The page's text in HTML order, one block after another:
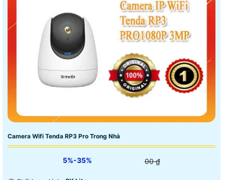
Camera Wifi Tenda RP3 Pro Trong Nhà
5%-35% 00 ₫